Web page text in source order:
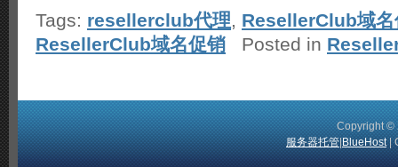
Tags: resellerclub代理, ResellerClub域名
ResellerClub域名促销 Posted in
Copyright ©
服务器托管| BlueHost|